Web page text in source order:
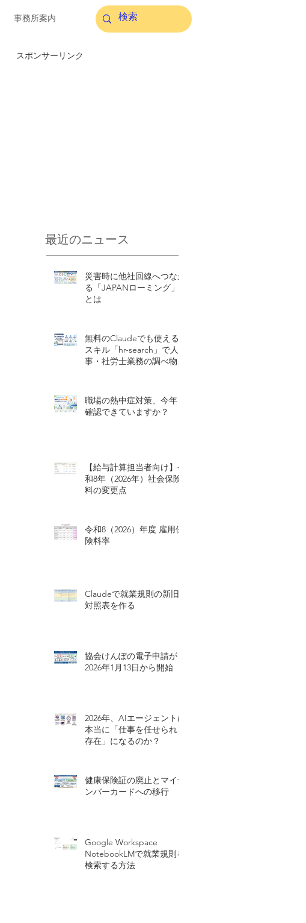
事務所案内
スポンサーリンク
災害時に他社回線へつなが
る「JAPANローミング」
とは
無料のClaudeでも使える
スキル「hr-search」で人
事・社労士業務の調べ物を
職場の熱中症対策、今年も
確認できていますか？
【給与計算担当者向け】令
和8年（2026年）社会保険
料の変更点
令和8（2026）年度 雇用保
険料率
Claudeで就業規則の新旧
対照表を作る
協会けんぽの電子申請が
2026年1月13日から開始
2026年、AIエージェントは
本当に「仕事を任せられる
存在」になるのか？
健康保険証の廃止とマイナ
ンバーカードへの移行
Google Workspace
NotebookLMで就業規則を
検索する方法
最近のニュース